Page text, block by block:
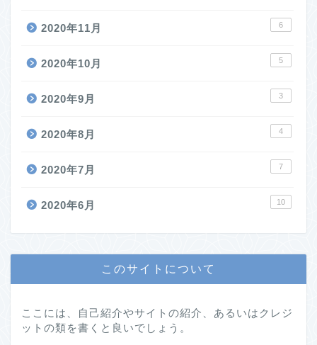
2020年11月 6
2020年10月 5
2020年9月 3
2020年8月 4
2020年7月 7
2020年6月 10
このサイトについて
ここには、自己紹介やサイトの紹介、あるいはクレジ
ットの類を書くと良いでしょう。